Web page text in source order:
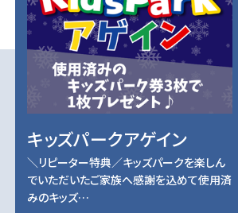
キッズパークアゲイン
＼リピーター特典／キッズパークを楽しん
でいただいたご家族へ感謝を込めて使用済
みのキッズ…